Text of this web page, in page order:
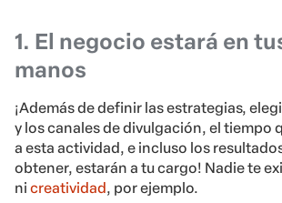
1. El negocio estará en
manos
¡Además de definir las estrategias,
y los canales de divulgación, el tiempo
a esta actividad, e incluso los
obtener, estarán a tu cargo! Nadie te
ni creatividad, por ejemplo.